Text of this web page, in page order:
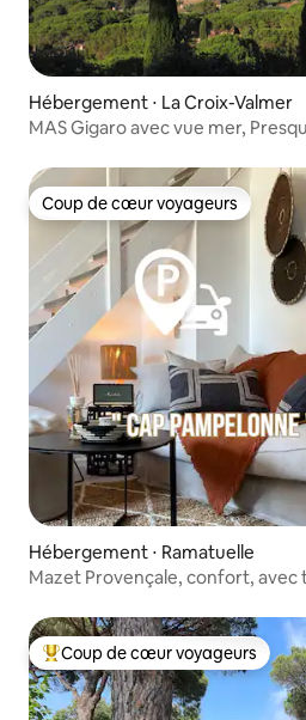
Hébergement ⋅ La Croix-Valmer
MAS Gigaro avec vue mer,
Coup de cœur voyageurs
Coup de cœur voyageurs
Hébergement ⋅ Ramatuelle
Mazet Provençale, confort, avec
Coups de cœur voyageurs les
Coup de cœur voyageurs